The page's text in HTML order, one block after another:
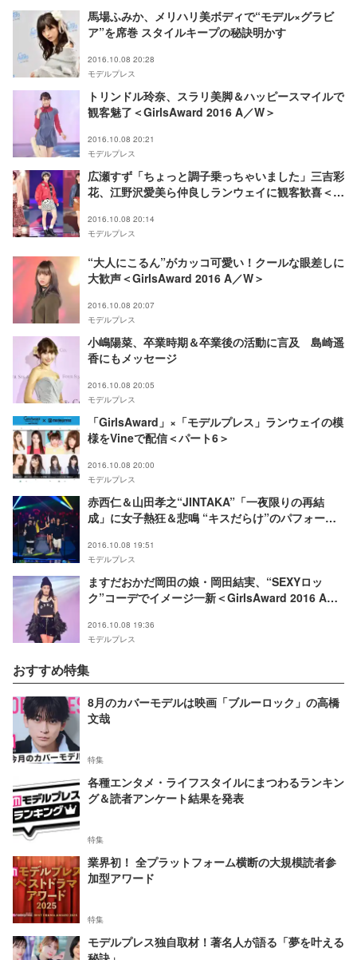
馬場ふみか、メリハリ美ボディで“モデル×グラビ
ア”を席巻 スタイルキープの秘訣明かす
2016.10.08 20:28
モデルプレス
トリンドル玲奈、スラリ美脚＆ハッピースマイルで
観客魅了＜GirlsAward 2016 A／W＞
2016.10.08 20:21
モデルプレス
広瀬すず「ちょっと調子乗っちゃいました」三吉彩
花、江野沢愛美ら仲良しランウェイに観客歓喜＜
2016.10.08 20:14
モデルプレス
“大人にこるん”がカッコ可愛い！クールな眼差しに
大歓声＜GirlsAward 2016 A／W＞
2016.10.08 20:07
モデルプレス
小嶋陽菜、卒業時期＆卒業後の活動に言及 島崎遥
香にもメッセージ
2016.10.08 20:05
モデルプレス
「GirlsAward」×「モデルプレス」ランウェイの模
様をVineで配信＜パート6＞
2016.10.08 20:00
モデルプレス
赤西仁＆山田孝之“JINTAKA”「一夜限りの再結
成」に女子熱狂＆悲鳴 “キスだらけ”のパフォーマ
2016.10.08 19:51
モデルプレス
ますだおかだ岡田の娘・岡田結実、“SEXYロッ
ク”コーデでイメージ一新＜GirlsAward 2016 A／
2016.10.08 19:36
モデルプレス
おすすめ特集
8月のカバーモデルは映画「ブルーロック」の高橋
文哉
特集
各種エンタメ・ライフスタイルにまつわるランキン
グ＆読者アンケート結果を発表
特集
業界初！ 全プラットフォーム横断の大規模読者参
加型アワード
特集
モデルプレス独自取材！著名人が語る「夢を叶える